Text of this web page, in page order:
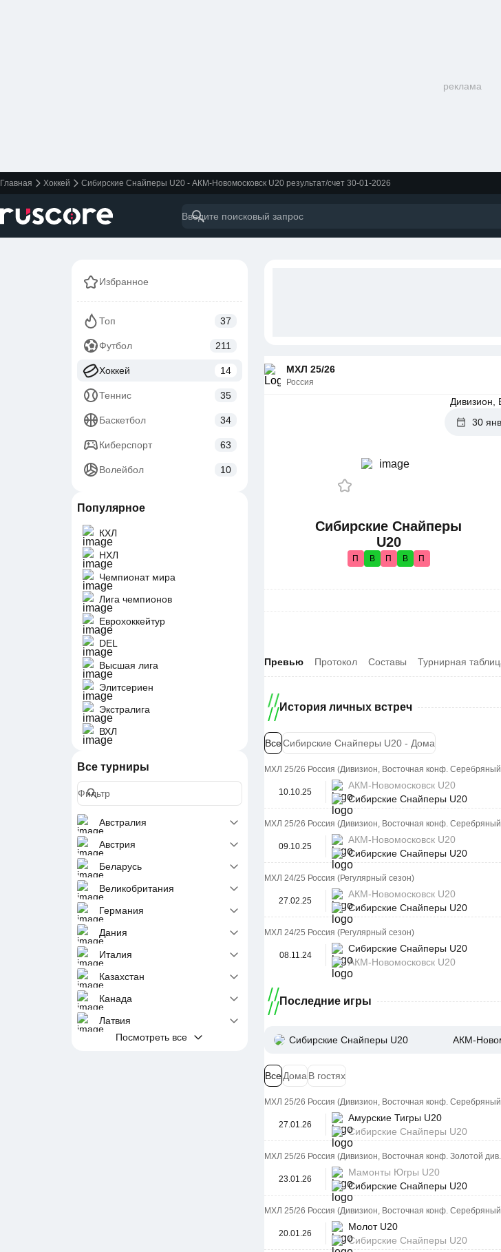
реклама
Главная Хоккей Сибирские Снайперы U20 - АКМ-Новомосковск U20 результат/счет 30-01-2026
Избранное
Топ 37
Футбол 211
Хоккей 14
Теннис 35
Баскетбол 34
Киберспорт 63
Волейбол 10
Популярное
КХЛ
НХЛ
Чемпионат мира
Лига чемпионов
Еврохоккейтур
DEL
Высшая лига
Элитсериен
Экстралига
ВХЛ
Все турниры
Австралия
Австрия
Беларусь
Великобритания
Германия
Дания
Италия
Казахстан
Канада
Латвия
Посмотреть все
МХЛ 25/26
Россия
Дивизион,
30
Сибирские Снайперы
U20
П В П В П
Превью Протокол Составы Турнирная
История личных встреч
ВсеСибирские Снайперы U20 - Дома
МХЛ 25/26 Россия (Дивизион, Восточная конф.
10.10.25
АКМ-Новомосковск U20
Сибирские Снайперы U20
МХЛ 25/26 Россия (Дивизион, Восточная конф.
09.10.25
АКМ-Новомосковск U20
Сибирские Снайперы U20
МХЛ 24/25 Россия (Регулярный сезон)
27.02.25
АКМ-Новомосковск U20
Сибирские Снайперы U20
МХЛ 24/25 Россия (Регулярный сезон)
08.11.24
Сибирские Снайперы U20
АКМ-Новомосковск U20
Последние игры
Сибирские Снайперы U20 АКМ-
ВсеДома В гостях
МХЛ 25/26 Россия (Дивизион, Восточная конф.
27.01.26
Амурские Тигры U20
Сибирские Снайперы U20
МХЛ 25/26 Россия (Дивизион, Восточная конф. Золотой
23.01.26
Мамонты Югры U20
Сибирские Снайперы U20
МХЛ 25/26 Россия (Дивизион, Восточная конф.
20.01.26
Молот U20
Сибирские Снайперы U20